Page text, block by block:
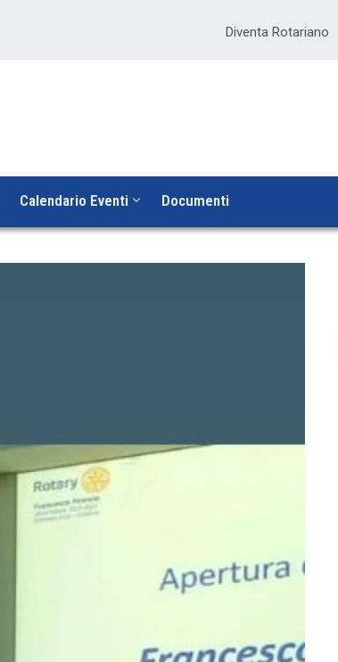
Diventa Rotariano
Calendario Eventi Documenti